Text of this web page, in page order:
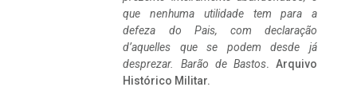
que nenhuma utilidade tem para a
defeza do Pais, com declaração
d’aquelles que se podem desde já
desprezar. Barão de Bastos. Arquivo
Histórico Militar.